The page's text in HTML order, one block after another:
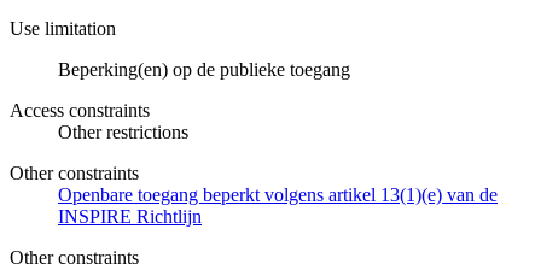
Use limitation
Beperking(en) op de publieke toegang
Access constraints
Other restrictions
Other constraints
Openbare toegang beperkt volgens artikel 13(1)(e) van de
INSPIRE Richtlijn
Other constraints